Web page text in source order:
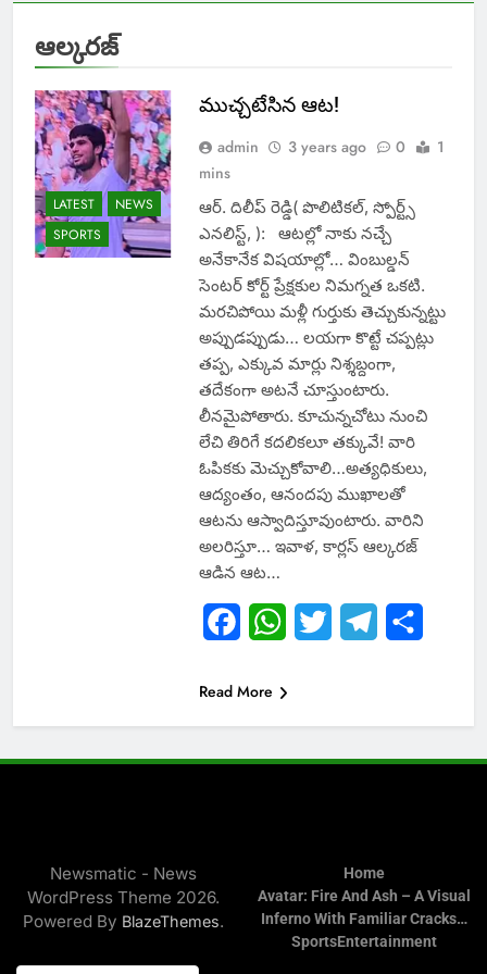
ఆల్కరజ్
LATEST
NEWS
SPORTS
ముచ్చటేసిన ఆట!
admin 3 years ago 0
1
mins
ఆర్. దిలీప్ రెడ్డి( పొలిటికల్, స్పోర్ట్స్
ఎనలిస్ట్, ): ఆటల్లో నాకు నచ్చే
అనేకానేక విషయాల్లో… వింబుల్డన్
సెంటర్ కోర్ట్ ప్రేక్షకుల నిమగ్నత ఒకటి.
మరచిపోయి మళ్లీ గుర్తుకు తెచ్చుకున్నట్టు
అప్పుడప్పుడు… లయగా కొట్టే చప్పట్లు
తప్ప, ఎక్కువ మార్లు నిశ్శబ్దంగా,
తదేకంగా అటనే చూస్తుంటారు.
లీనమైపోతారు. కూచున్నచోటు నుంచి
లేచి తిరిగే కదలికలూ తక్కువే! వారి
ఓపికకు మెచ్చుకోవాలి…అత్యధికులు,
ఆద్యంతం, ఆనందపు ముఖాలతో
ఆటను ఆస్వాదిస్తూవుంటారు. వారిని
అలరిస్తూ… ఇవాళ, కార్లస్ ఆల్కరజ్
ఆడిన ఆట…
FacebookWhatsApp
Twitter Telegram
Read More
Newsmatic - News
WordPress Theme 2026.
Powered By BlazeThemes.
Home
Avatar: Fire And Ash – A Visual
Inferno With Familiar Cracks…
SportsEntertainment